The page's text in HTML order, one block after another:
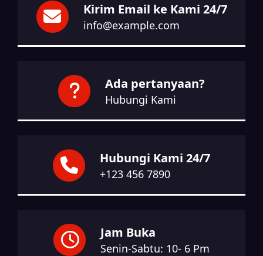
Kirim Email ke Kami 24/7
info@example.com
Ada pertanyaan?
Hubungi Kami
Hubungi Kami 24/7
+123 456 7890
Jam Buka
Senin-Sabtu: 10- 6 Pm